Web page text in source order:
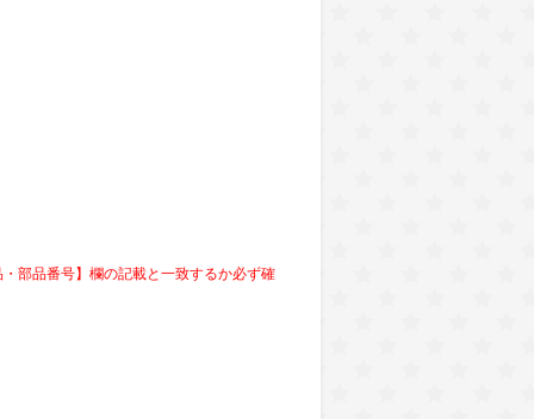
部品番号】欄の記載と一致するか必ず確